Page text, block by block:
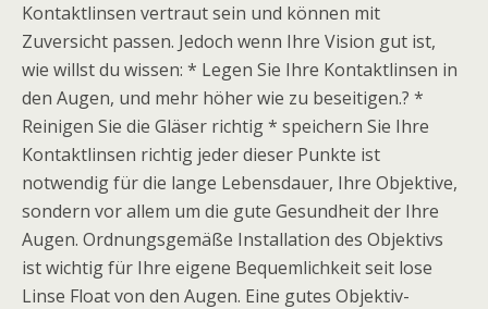
Kontaktlinsen vertraut sein und können mit
Zuversicht passen. Jedoch wenn Ihre Vision gut ist,
wie willst du wissen: * Legen Sie Ihre Kontaktlinsen in
den Augen, und mehr höher wie zu beseitigen.? *
Reinigen Sie die Gläser richtig * speichern Sie Ihre
Kontaktlinsen richtig jeder dieser Punkte ist
notwendig für die lange Lebensdauer, Ihre Objektive,
sondern vor allem um die gute Gesundheit der Ihre
Augen. Ordnungsgemäße Installation des Objektivs
ist wichtig für Ihre eigene Bequemlichkeit seit lose
Linse Float von den Augen. Eine gutes Objektiv-